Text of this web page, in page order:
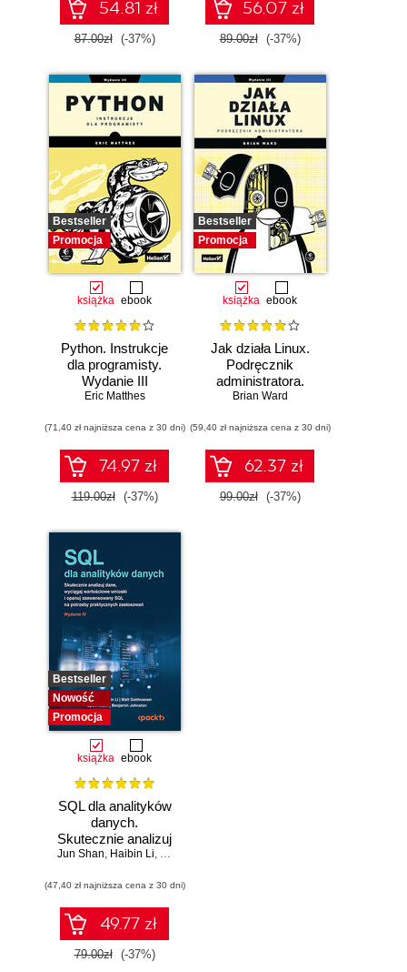
technologiami
OpenAI dla
zwiększenia
kreatywności.
Wydanie II
54.81 zł
87.00zł (-37%)
56.07 zł
89.00zł (-37%)
Bestseller
Promocja
książka ebook
Python. Instrukcje
dla programisty.
Wydanie III
Eric Matthes
(71,40 zł najniższa cena z 30 dni)
74.97 zł
119.00zł (-37%)
Bestseller
Promocja
książka ebook
Jak działa Linux.
Podręcznik
administratora.
Wydanie III
Brian Ward
(59,40 zł najniższa cena z 30 dni)
62.37 zł
99.00zł (-37%)
Bestseller
Nowość
Promocja
książka ebook
SQL dla analityków
danych.
Skutecznie analizuj
dane, wyciągaj
wnioski i opanuj
zaawansowany
SQL na potrzeby
praktycznych
zastosowań.
Jun Shan, Haibin Li, Matt Goldwasser
(47,40 zł najniższa cena z 30 dni)
49.77 zł
79.00zł (-37%)